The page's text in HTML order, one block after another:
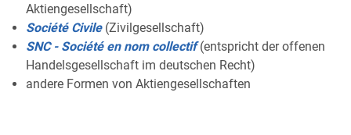
Aktiengesellschaft)
Société Civile(Zivilgesellschaft)
SNC - Société en nom collectif(entspricht der offenen
Handelsgesellschaft im deutschen Recht)
andere Formen von Aktiengesellschaften